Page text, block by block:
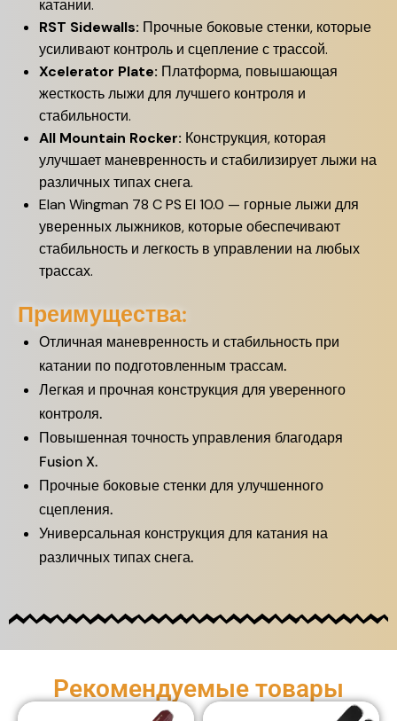
катании.
RST Sidewalls: Прочные боковые стенки, которые
усиливают контроль и сцепление с трассой.
Xcelerator Plate: Платформа, повышающая
жесткость лыжи для лучшего контроля и
стабильности.
All Mountain Rocker: Конструкция, которая
улучшает маневренность и стабилизирует лыжи на
различных типах снега.
Elan Wingman 78 C PS El 10.0 — горные лыжи для
уверенных лыжников, которые обеспечивают
стабильность и легкость в управлении на любых
трассах.
Преимущества:
Отличная маневренность и стабильность при
катании по подготовленным трассам.
Легкая и прочная конструкция для уверенного
контроля.
Повышенная точность управления благодаря
Fusion X.
Прочные боковые стенки для улучшенного
сцепления.
Универсальная конструкция для катания на
различных типах снега.
Рекомендуемые товары